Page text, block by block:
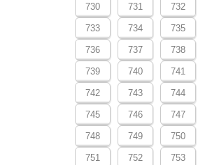
730 731 732
733 734 735
736 737 738
739 740 741
742 743 744
745 746 747
748 749 750
751 752 753